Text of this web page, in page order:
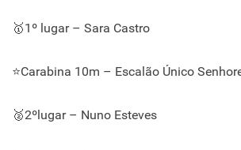
🥇1º lugar – Sara Castro
⭐Carabina 10m – Escalão Único
🥈2ºlugar – Nuno Esteves